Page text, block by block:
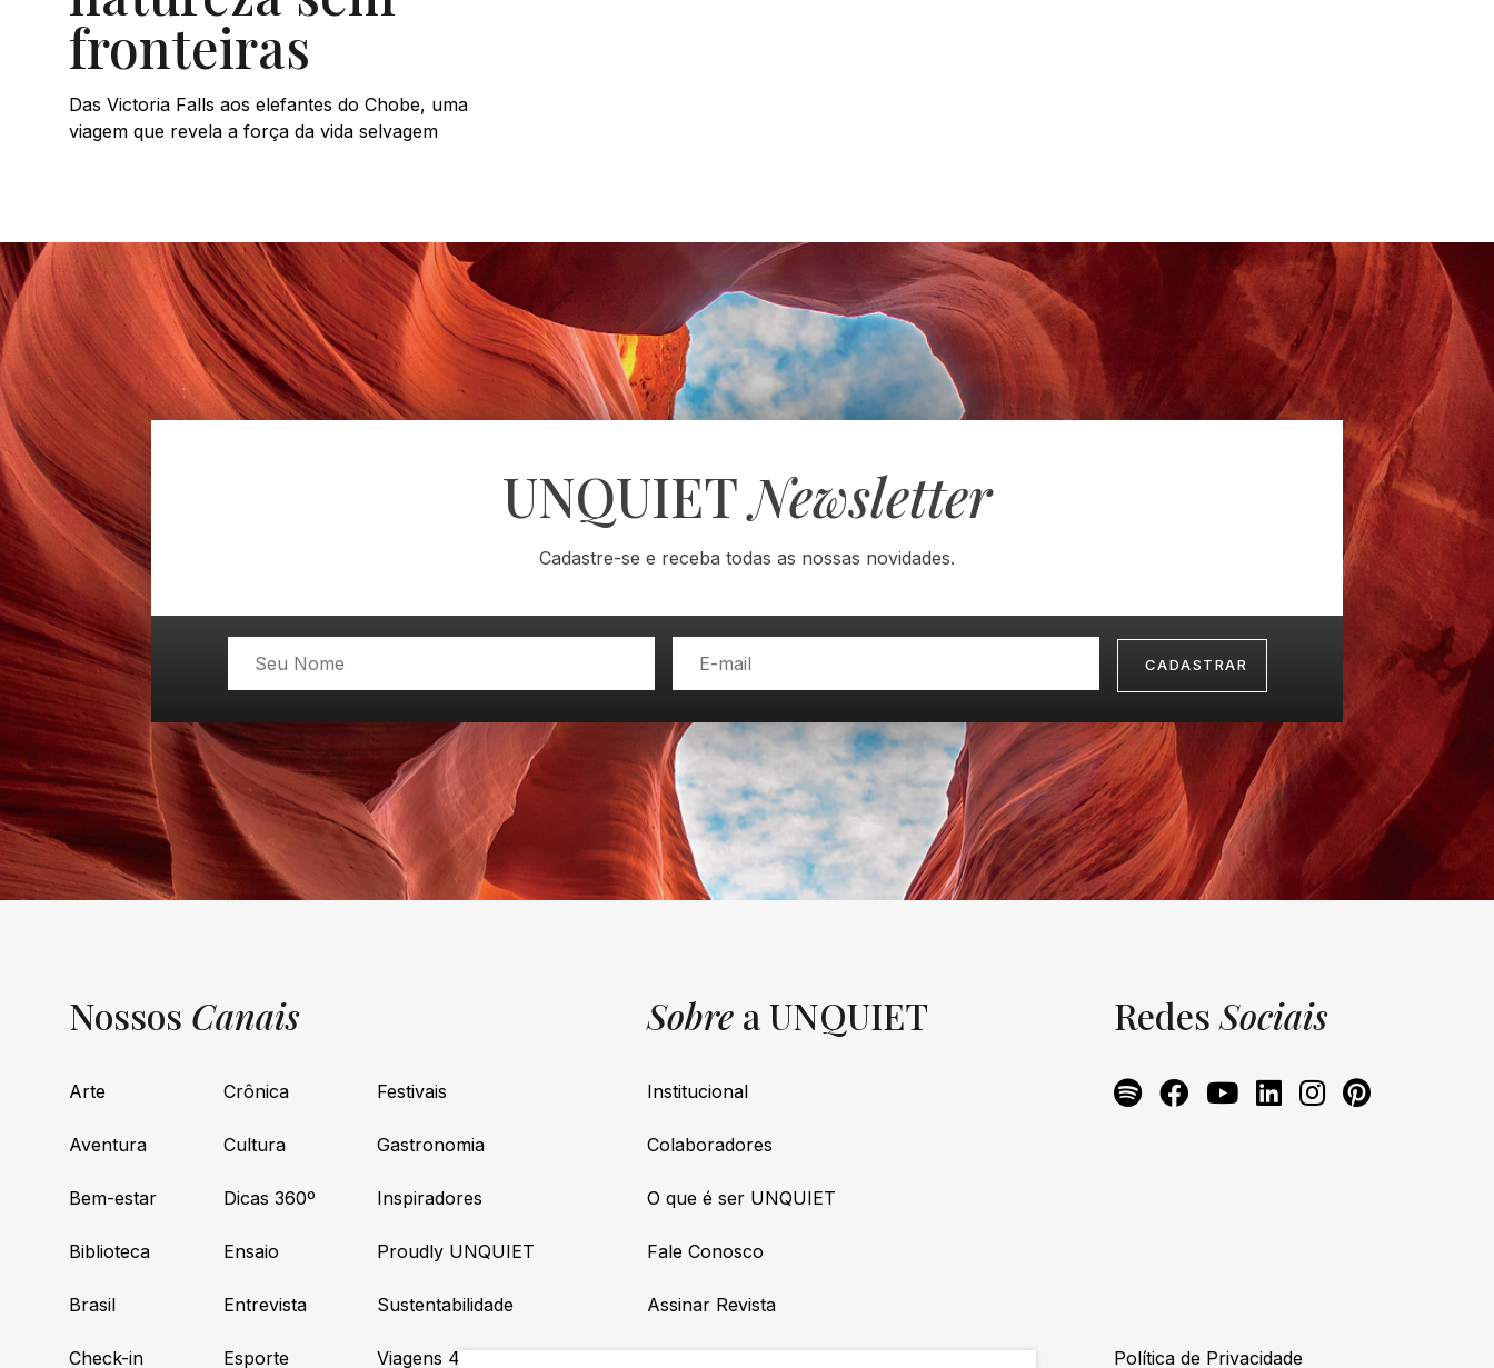
fronteiras
Das Victoria Falls aos elefantes do Chobe, uma
viagem que revela a força da vida selvagem
UNQUIETNewsletter
Cadastre-se e receba todas as nossas novidades.
Nossos Canais
Arte
Aventura
Bem-estar
Biblioteca
Brasil
Check-in
Crônica
Cultura
Dicas 360º
Ensaio
Entrevista
Esporte
Festivais
Gastronomia
Inspiradores
Proudly UNQUIET
Sustentabilidade
Viagens 4×4
Sobre a UNQUIET
Institucional
Colaboradores
O que é ser UNQUIET
Fale Conosco
Assinar Revista
RedesSociais
Política de Privacidade